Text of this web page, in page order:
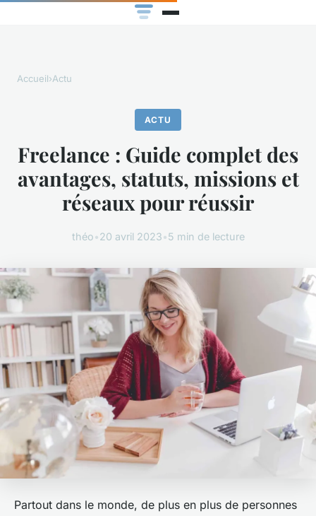
Accueil›Actu
ACTU
Freelance : Guide complet des
avantages, statuts, missions et
réseaux pour réussir
théo•20 avril 2023•5 min de lecture
Partout dans le monde, de plus en plus de personnes